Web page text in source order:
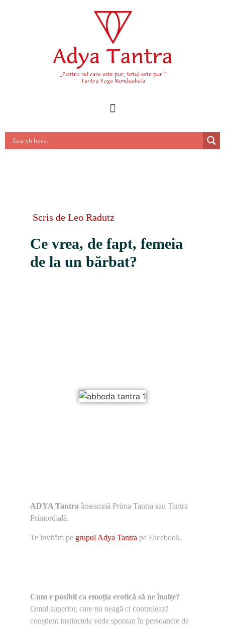
Scris de Leo Radutz
Ce vrea, de fapt, femeia
de la un bărbat?
ADYA Tantra înseamnă Prima Tantra sau Tantra
Primordială.
Te invităm pe grupul Adya Tantra pe Facebook.
Cum e posibil ca emoția erotică să ne înalțe?
Omul superior, care nu neagă ci controlează
conștient instinctele vede spontan în persoanele de